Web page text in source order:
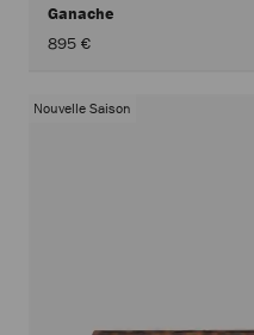
Ganache
895 €
Nouvelle Saison